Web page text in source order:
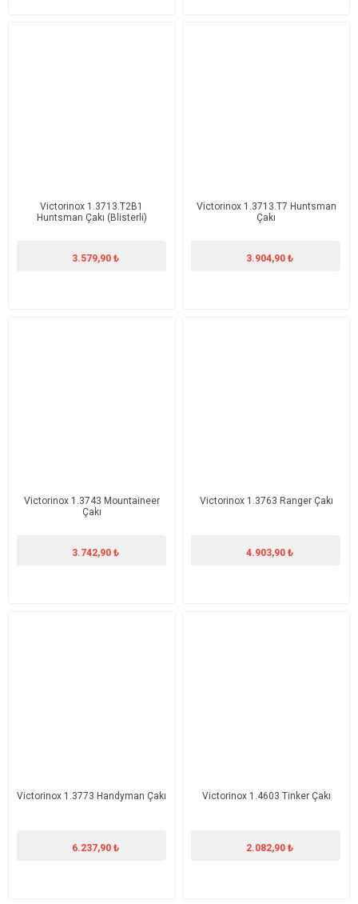
Victorinox 1.3713.T2B1
Huntsman Çakı (Blisterli)
3.579,90 ₺
Victorinox 1.3713.T7 Huntsman
Çakı
3.904,90 ₺
Victorinox 1.3743 Mountaineer
Çakı
3.742,90 ₺
Victorinox 1.3763 Ranger Çakı
4.903,90 ₺
Victorinox 1.3773 Handyman Çakı
6.237,90 ₺
Victorinox 1.4603 Tinker Çakı
2.082,90 ₺